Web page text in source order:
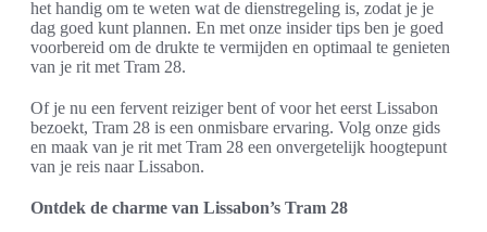
het handig om te weten wat de dienstregeling is, zodat je je
dag goed kunt plannen. En met onze insider tips ben je goed
voorbereid om de drukte te vermijden en optimaal te genieten
van je rit met Tram 28.
Of je nu een fervent reiziger bent of voor het eerst Lissabon
bezoekt, Tram 28 is een onmisbare ervaring. Volg onze gids
en maak van je rit met Tram 28 een onvergetelijk hoogtepunt
van je reis naar Lissabon.
Ontdek de charme van Lissabon’s Tram 28